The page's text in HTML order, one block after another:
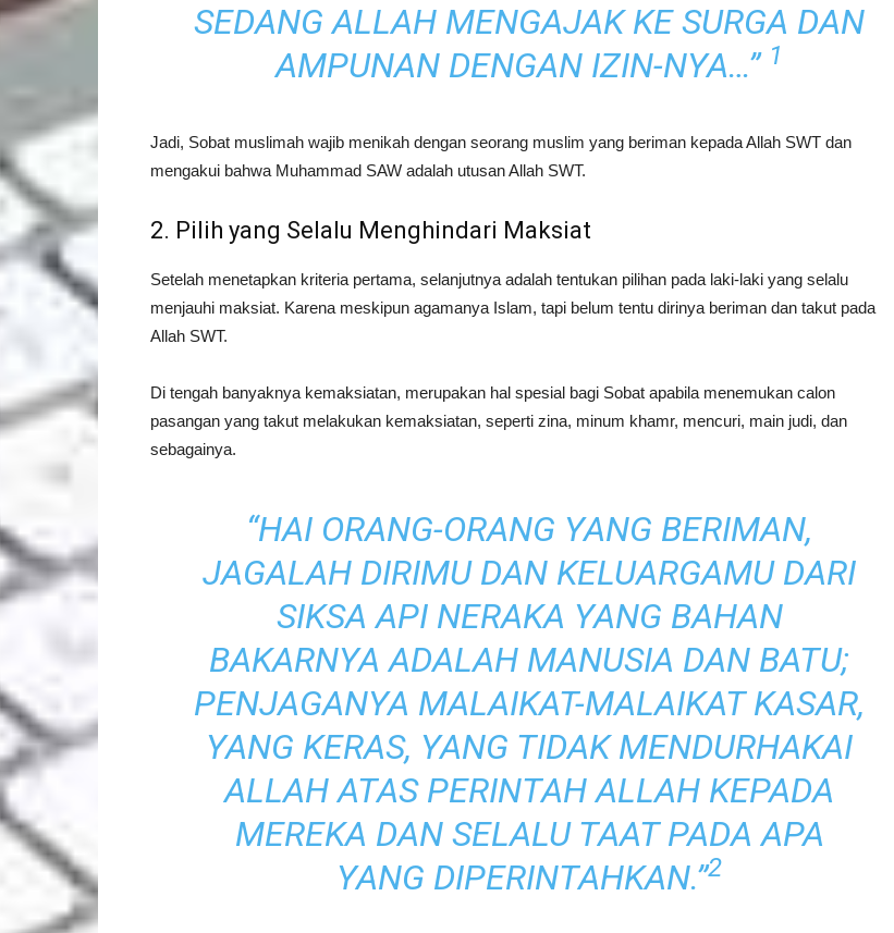
SEDANG ALLAH MENGAJAK KE SURGA DAN
AMPUNAN DENGAN IZIN-NYA…” 1
Jadi, Sobat muslimah wajib menikah dengan seorang muslim yang beriman kepada Allah SWT dan
mengakui bahwa Muhammad SAW adalah utusan Allah SWT.
2. Pilih yang Selalu Menghindari Maksiat
Setelah menetapkan kriteria pertama, selanjutnya adalah tentukan pilihan pada laki-laki yang selalu
menjauhi maksiat. Karena meskipun agamanya Islam, tapi belum tentu dirinya beriman dan takut pada
Allah SWT.
Di tengah banyaknya kemaksiatan, merupakan hal spesial bagi Sobat apabila menemukan calon
pasangan yang takut melakukan kemaksiatan, seperti zina, minum khamr, mencuri, main judi, dan
sebagainya.
“HAI ORANG-ORANG YANG BERIMAN,
JAGALAH DIRIMU DAN KELUARGAMU DARI
SIKSA API NERAKA YANG BAHAN
BAKARNYA ADALAH MANUSIA DAN BATU;
PENJAGANYA MALAIKAT-MALAIKAT KASAR,
YANG KERAS, YANG TIDAK MENDURHAKAI
ALLAH ATAS PERINTAH ALLAH KEPADA
MEREKA DAN SELALU TAAT PADA APA
YANG DIPERINTAHKAN.”2